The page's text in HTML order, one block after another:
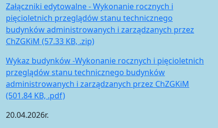
Załączniki edytowalne - Wykonanie rocznych i
pięcioletnich przeglądów stanu technicznego
budynków administrowanych i zarządzanych przez
ChZGKiM (57.33 KB, .zip)
Wykaz budynków -Wykonanie rocznych i pięcioletnich
przeglądów stanu technicznego budynków
administrowanych i zarządzanych przez ChZGKiM
(501.84 KB, .pdf)
20.04.2026r.